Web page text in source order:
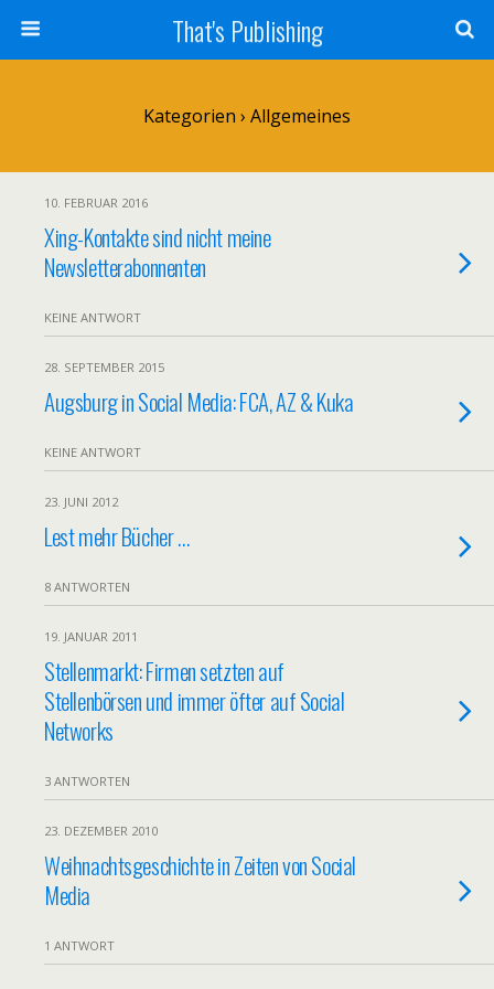
That's Publishing
Kategorien › Allgemeines
10. FEBRUAR 2016
Xing-Kontakte sind nicht meine
Newsletterabonnenten
KEINE ANTWORT
28. SEPTEMBER 2015
Augsburg in Social Media: FCA, AZ & Kuka
KEINE ANTWORT
23. JUNI 2012
Lest mehr Bücher …
8 ANTWORTEN
19. JANUAR 2011
Stellenmarkt: Firmen setzten auf
Stellenbörsen und immer öfter auf Social
Networks
3 ANTWORTEN
23. DEZEMBER 2010
Weihnachtsgeschichte in Zeiten von Social
Media
1 ANTWORT